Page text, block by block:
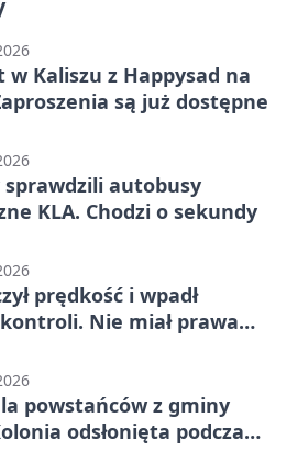
w Kaliszu z Happysad na
są już dostępne
sprawdzili autobusy
KLA. Chodzi o sekundy
prędkość i wpadł
Nie miał prawa
powstańców z gminy
odsłonięta podczas